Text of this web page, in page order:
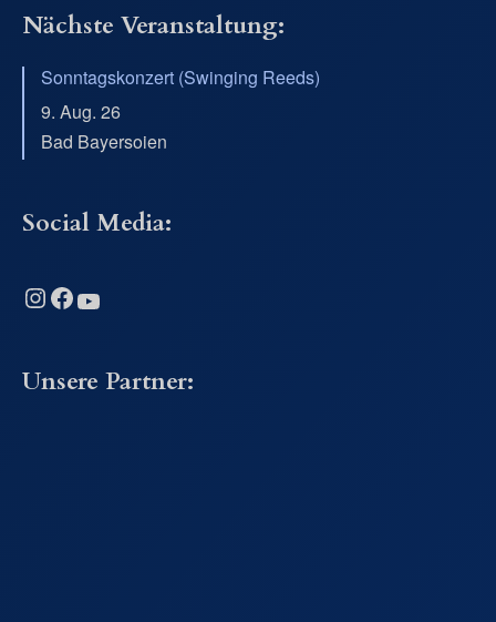
Nächste Veranstaltung:
Sonntagskonzert (Swinging Reeds)
9. Aug. 26
Bad Bayersoien
Social Media:
Instagram Facebook YouTube
Unsere Partner: